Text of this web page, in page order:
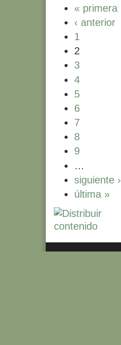
« primera
‹ anterior
1
2
3
4
5
6
7
8
9
…
siguiente ›
última »